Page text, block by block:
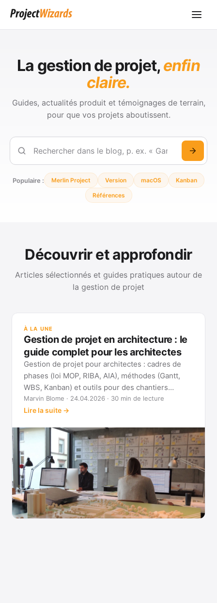
La gestion de projet,enfin
claire.
Guides, actualités produit et témoignages de terrain,
pour que vos projets aboutissent.
Rechercher
Populaire : Merlin Project Version macOS Kanban
Références
Découvrir et approfondir
Articles sélectionnés et guides pratiques autour de
la gestion de projet
À LA UNE
Gestion de projet en architecture : le
guide complet pour les architectes
Gestion de projet pour architectes : cadres de
phases (loi MOP, RIBA, AIA), méthodes (Gantt,
WBS, Kanban) et outils pour des chantiers
réellement pilotables.
Marvin Blome · 24.04.2026 · 30 min de lecture
Lire la suite →